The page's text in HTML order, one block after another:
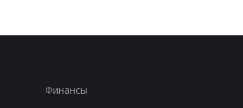
Финансы